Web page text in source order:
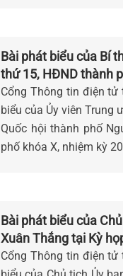
Bài phát biểu của Bí
thứ 15, HĐND thành
Cổng Thông tin điện
biểu của Ủy viên Trung
Quốc hội thành phố
phố khóa X, nhiệm kỳ
Bài phát biểu của
Xuân Thắng tại Kỳ
Cổng Thông tin điện